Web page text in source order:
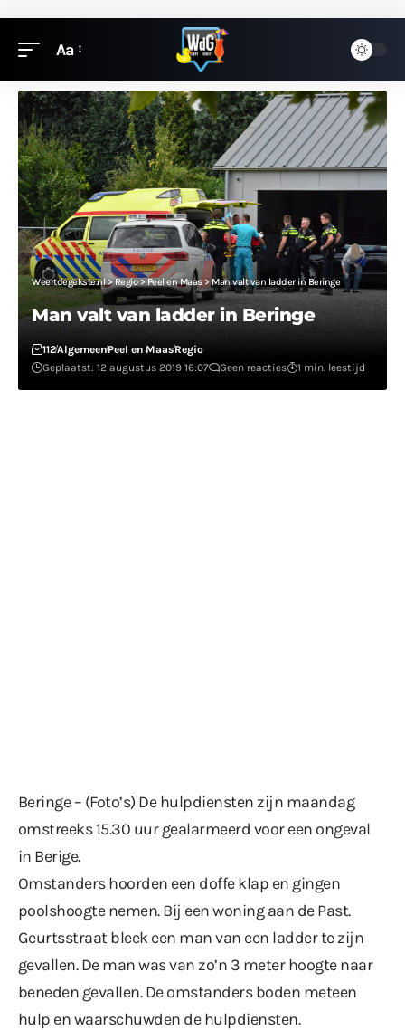
Aa
Weertdegekste.nl>Regio>Peel en Maas>Man valt van ladder in Beringe
Man valt van ladder in Beringe
112AlgemeenPeel en MaasRegio
Geplaatst: 12 augustus 2019 16:07
Geen reacties 1 min. leestijd
Beringe – (Foto’s) De hulpdiensten zijn maandag
omstreeks 15.30 uur gealarmeerd voor een ongeval
in Berige.
Omstanders hoorden een doffe klap en gingen
poolshoogte nemen. Bij een woning aan de Past.
Geurtsstraat bleek een man van een ladder te zijn
gevallen. De man was van zo’n 3 meter hoogte naar
beneden gevallen. De omstanders boden meteen
hulp en waarschuwden de hulpdiensten.